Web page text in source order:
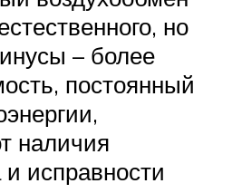
но
– более
постоянный
наличия
и исправности